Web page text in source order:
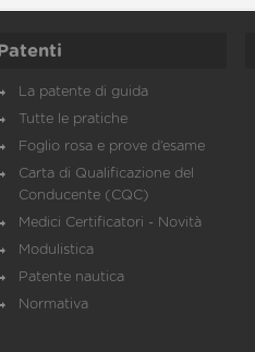
Patenti
La patente di guida
Tutte le pratiche
Foglio rosa e prove d’esame
Carta di Qualificazione del
Conducente (CQC)
Medici Certificatori - Novità
Modulistica
Patente nautica
Normativa